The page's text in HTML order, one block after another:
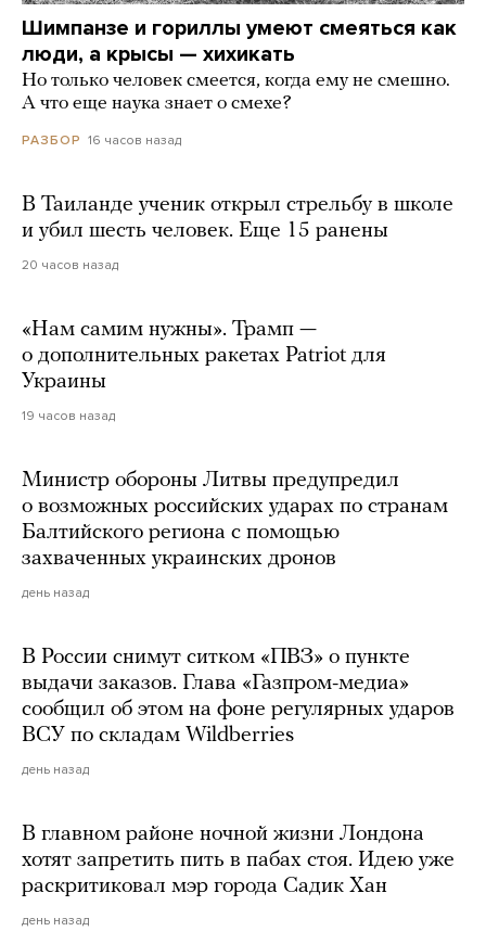
Шимпанзе и гориллы умеют смеяться как
люди, а крысы — хихикать
Но только человек смеется, когда ему не смешно.
А что еще наука знает о смехе?
РАЗБОР 16 часов назад
В Таиланде ученик открыл стрельбу в школе
и убил шесть человек. Еще 15 ранены
20 часов назад
«Нам самим нужны». Трамп —
о дополнительных ракетах Patriot для
Украины
19 часов назад
Министр обороны Литвы предупредил
о возможных российских ударах по странам
Балтийского региона с помощью
захваченных украинских дронов
день назад
В России снимут ситком «ПВЗ» о пункте
выдачи заказов. Глава «Газпром-медиа»
сообщил об этом на фоне регулярных ударов
ВСУ по складам Wildberries
день назад
В главном районе ночной жизни Лондона
хотят запретить пить в пабах стоя. Идею уже
раскритиковал мэр города Садик Хан
день назад